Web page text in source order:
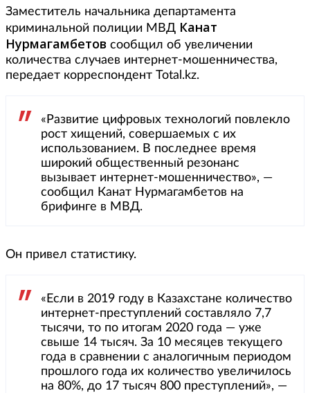
Заместитель начальника департамента
криминальной полиции МВД Канат
Нурмагамбетов сообщил об увеличении
количества случаев интернет-мошенничества,
передает корреспондент Total.kz.
«Развитие цифровых технологий повлекло
рост хищений, совершаемых с их
использованием. В последнее время
широкий общественный резонанс
вызывает интернет-мошенничество», —
сообщил Канат Нурмагамбетов на
брифинге в МВД.
Он привел статистику.
«Если в 2019 году в Казахстане количество
интернет-преступлений составляло 7,7
тысячи, то по итогам 2020 года — уже
свыше 14 тысяч. За 10 месяцев текущего
года в сравнении с аналогичным периодом
прошлого года их количество увеличилось
на 80%, до 17 тысяч 800 преступлений», —